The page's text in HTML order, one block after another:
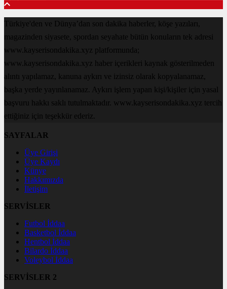
Türkiye'den ve Dünya’dan son dakika haberler, köşe yazıları,
magazinden siyasete, spordan seyahate bütün konuların tek adresi
www.kayserisondakika.xyz platformunda;
www.kayserisondakika.xyz haber içerikleri kaynak gösterilmeden
alıntı yapılamaz, kanuna aykırı ve izinsiz olarak kopyalanamaz,
başka yerde yayınlanamaz. Aykırı işlem yapan kişi/kişiler için yasal
başvuru hakkı saklı tutulmaktadır. www.kayserisondakika.xyz tercih
ettiğiniz için teşekkür ederiz.
SAYFALAR
Üye Girişi
Üye Kaydı
Künye
Hakkımızda
İletişim
SERVİSLER
Futbol İddaa
Basketbol İddaa
Hentbol İddaa
Bilardo İddaa
Voleybol İddaa
SERVİSLER 2